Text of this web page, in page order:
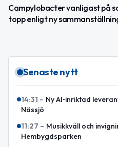
Campylobacter vanligast på
topp enligt ny
Senaste nytt
14:31 – Ny AI‑inriktad
Nässjö
11:27 – Musikkväll och
Hembygdsparken